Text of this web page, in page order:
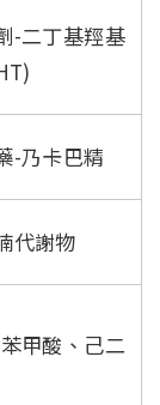
-二丁基羥基
-乃卡巴精
代謝物
甲酸、己二